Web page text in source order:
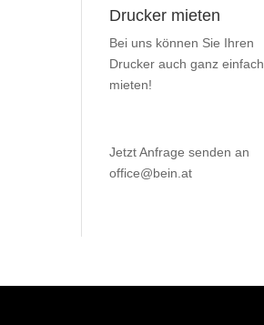
Drucker mieten
Bei uns können Sie Ihren
Drucker auch ganz einfach
mieten!
Jetzt Anfrage senden an
office@bein.at